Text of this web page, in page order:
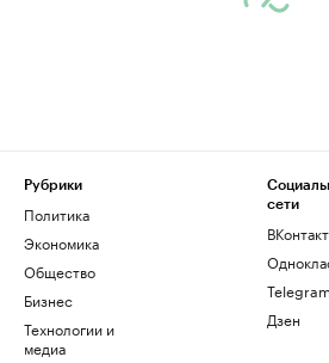
Рубрики
Политика
Экономика
Общество
Бизнес
Технологии и
медиа
сети
Telegram
Дзен